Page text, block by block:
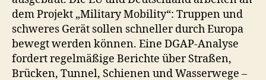
dem Projekt „Military Mobility“: Truppen und
schweres Gerät sollen schneller durch Europa
bewegt werden können. Eine DGAP-Analyse
fordert regelmäßige Berichte über Straßen,
Brücken, Tunnel, Schienen und Wasserwege –